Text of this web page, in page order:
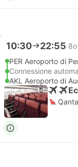
10:30 22:55
PER Aeroporto di
Connessione
AKL Aeroporto di